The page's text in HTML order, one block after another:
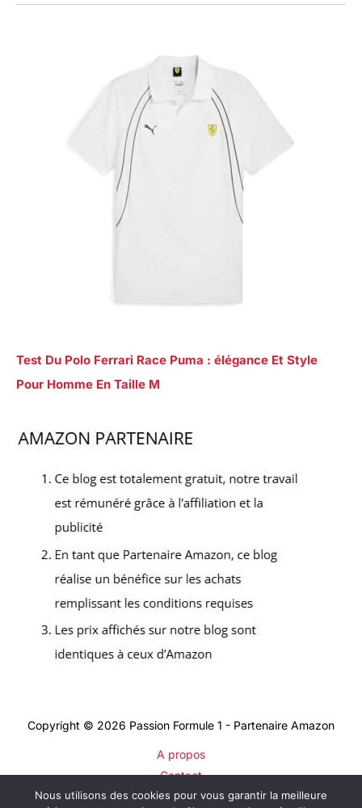
Test Du Polo Ferrari Race Puma : élégance Et Style
Pour Homme En Taille M
Copyright © 2026 Passion Formule 1 - Partenaire Amazon
A propos
Contact
Plan du site
Nous utilisons des cookies pour vous garantir la meilleure